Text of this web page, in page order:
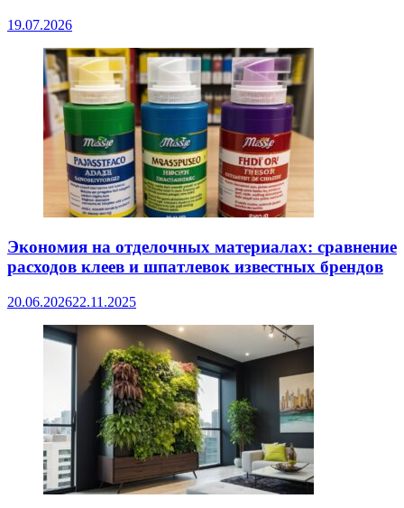
19.07.2026
Экономия на отделочных материалах: сравнение
расходов клеев и шпатлевок известных брендов
20.06.202622.11.2025